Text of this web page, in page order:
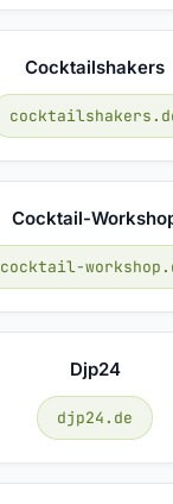
Cocktailshakers
Cocktail-
cocktail-
Djp24
djp24.de